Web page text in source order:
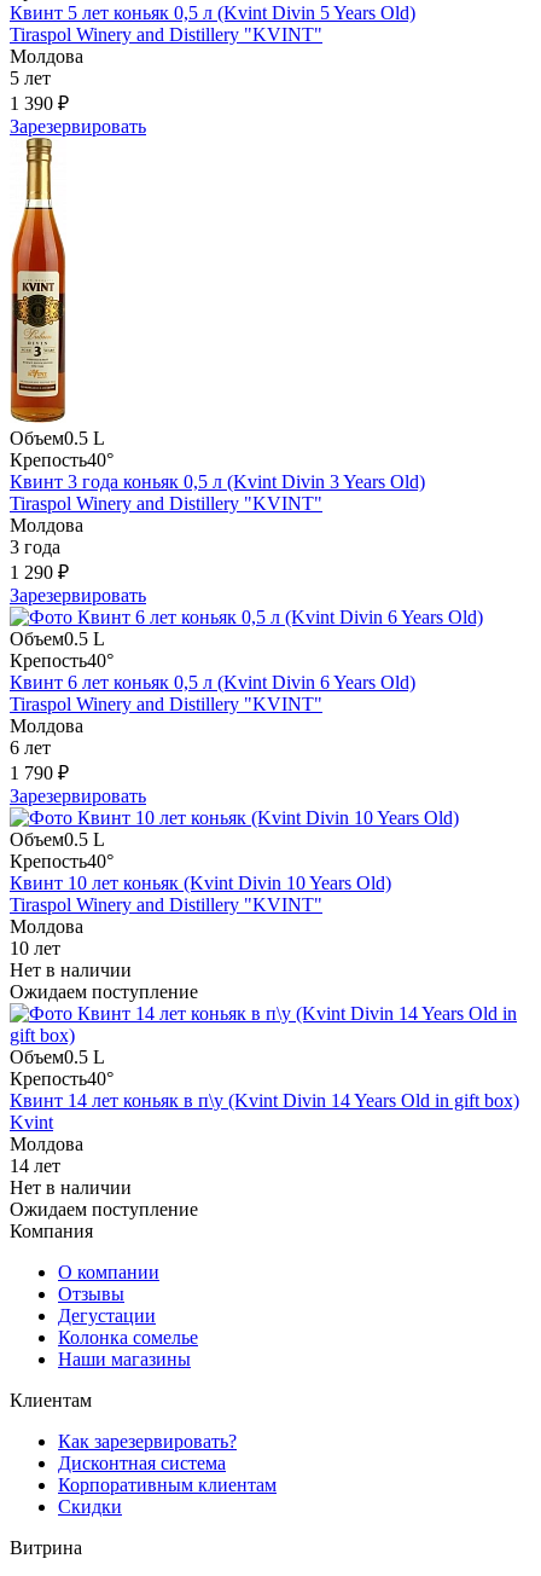
Квинт 5 лет коньяк 0,5 л (Kvint Divin 5 Years Old)
Tiraspol Winery and Distillery "KVINT"
Молдова
5 лет
1 390 ₽
Зарезервировать
Объем0.5 L
Крепость40°
Квинт 3 года коньяк 0,5 л (Kvint Divin 3 Years Old)
Tiraspol Winery and Distillery "KVINT"
Молдова
3 года
1 290 ₽
Зарезервировать
Объем0.5 L
Крепость40°
Квинт 6 лет коньяк 0,5 л (Kvint Divin 6 Years Old)
Tiraspol Winery and Distillery "KVINT"
Молдова
6 лет
1 790 ₽
Зарезервировать
Объем0.5 L
Крепость40°
Квинт 10 лет коньяк (Kvint Divin 10 Years Old)
Tiraspol Winery and Distillery "KVINT"
Молдова
10 лет
Нет в наличии
Ожидаем поступление
Объем0.5 L
Крепость40°
Квинт 14 лет коньяк в п\у (Kvint Divin 14 Years Old in gift box)
Kvint
Молдова
14 лет
Нет в наличии
Ожидаем поступление
Компания
О компании
Отзывы
Дегустации
Колонка сомелье
Наши магазины
Клиентам
Как зарезервировать?
Дисконтная система
Корпоративным клиентам
Скидки
Витрина